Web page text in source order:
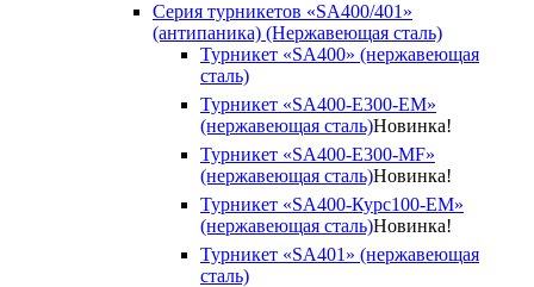
Серия турникетов «SA400/401»
(антипаника) (Нержавеющая сталь)
Турникет «SA400» (нержавеющая
сталь)
Турникет «SA400-Е300-EM»
(нержавеющая сталь)Новинка!
Турникет «SA400-Е300-MF»
(нержавеющая сталь)Новинка!
Турникет «SA400-Курс100-EM»
(нержавеющая сталь)Новинка!
Турникет «SA401» (нержавеющая
сталь)